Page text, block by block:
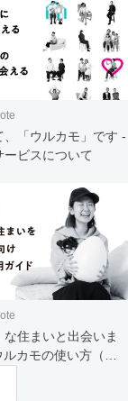
、「ウルカモ」です -
ービスについて
な住まいと出会いま
カモの使い方（買